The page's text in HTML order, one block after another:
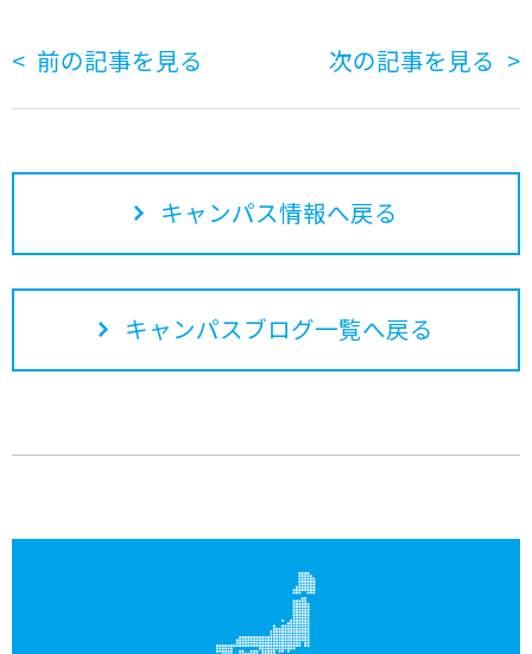
前の記事を見る 次の記事を見る
キャンパス情報へ戻る
キャンパスブログ一覧へ戻る